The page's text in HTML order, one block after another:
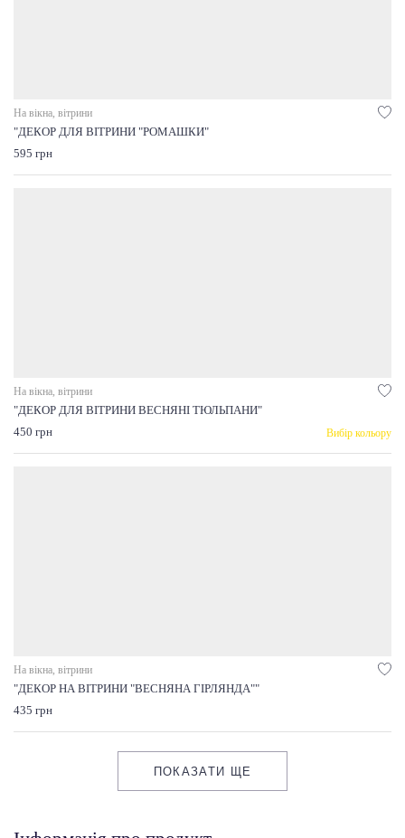
На вікна, вітрини
"ДЕКОР ДЛЯ ВІТРИНИ "РОМАШКИ"
595 грн
На вікна, вітрини
"ДЕКОР ДЛЯ ВІТРИНИ ВЕСНЯНІ ТЮЛЬПАНИ"
450 грн
Вибір кольору
На вікна, вітрини
"ДЕКОР НА ВІТРИНИ "ВЕСНЯНА ГІРЛЯНДА""
435 грн
ПОКАЗАТИ ЩЕ